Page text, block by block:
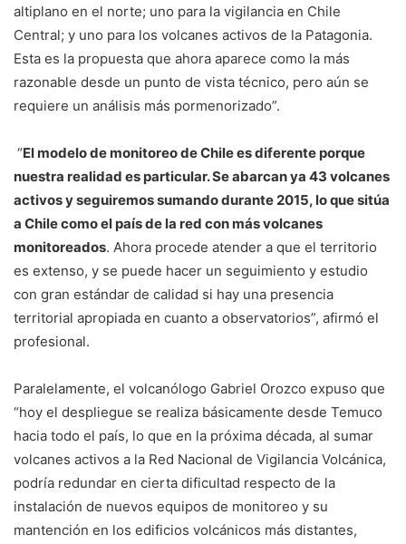
altiplano en el norte; uno para la vigilancia en Chile
Central; y uno para los volcanes activos de la Patagonia.
Esta es la propuesta que ahora aparece como la más
razonable desde un punto de vista técnico, pero aún se
requiere un análisis más pormenorizado”.
“El modelo de monitoreo de Chile es diferente porque
nuestra realidad es particular. Se abarcan ya 43 volcanes
activos y seguiremos sumando durante 2015, lo que sitúa
a Chile como el país de la red con más volcanes
monitoreados. Ahora procede atender a que el territorio
es extenso, y se puede hacer un seguimiento y estudio
con gran estándar de calidad si hay una presencia
territorial apropiada en cuanto a observatorios”, afirmó el
profesional.
Paralelamente, el volcanólogo Gabriel Orozco expuso que
“hoy el despliegue se realiza básicamente desde Temuco
hacia todo el país, lo que en la próxima década, al sumar
volcanes activos a la Red Nacional de Vigilancia Volcánica,
podría redundar en cierta dificultad respecto de la
instalación de nuevos equipos de monitoreo y su
mantención en los edificios volcánicos más distantes,